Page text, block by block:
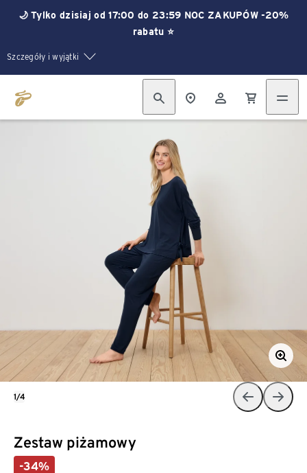
🌙 Tylko dzisiaj od 17:00 do 23:59 NOC ZAKUPÓW -20%
rabatu ⭐
Szczegóły i wyjątki
Zestaw piżamowy
-34%
1/4